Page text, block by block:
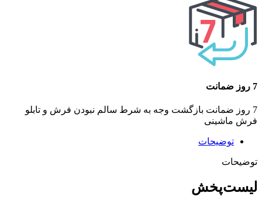
7 روز ضمانت
7 روز ضمانت بازگشت وجه به شرط سالم نبودن فرش و تابلو
فرش ماشینی
توضیحات
توضیحات
لیست‌پخش